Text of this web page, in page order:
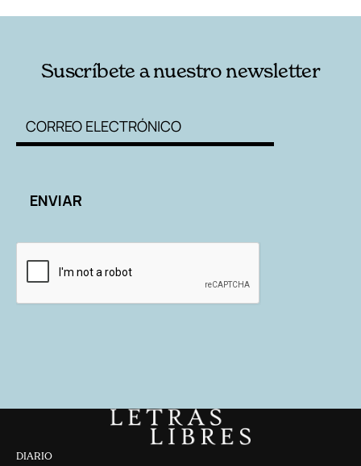
Suscríbete a nuestro newsletter
DIARIO